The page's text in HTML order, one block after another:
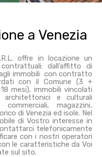
a Venezia
offre in locazione un
dall’affitto di
immobili con contratto
con il Comune (3 +
mesi), immobili vincolati
architettonici e culturali
magazzini,
di Venezia ed isole. Nel
di Vostro interesse in
telefonicamente
con i nostri operatori
le caratteristiche da Voi
sul sito.